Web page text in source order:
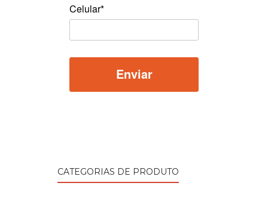
Celular*
CATEGORIAS DE PRODUTO